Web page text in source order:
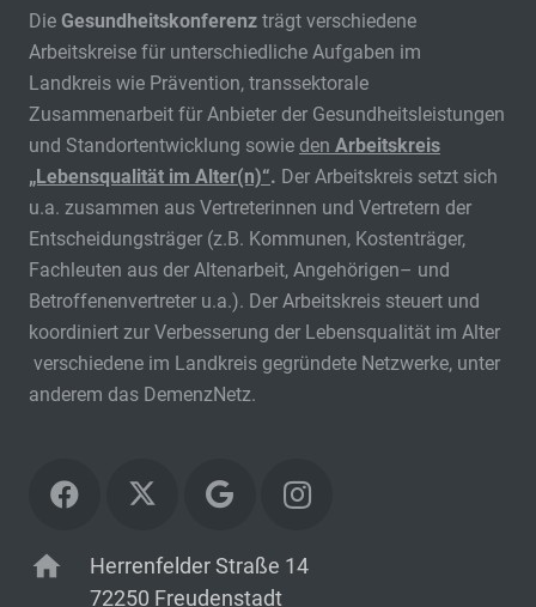
Die Gesundheitskonferenz trägt verschiedene
Arbeitskreise für unterschiedliche Aufgaben im
Landkreis wie Prävention, transsektorale
Zusammenarbeit für Anbieter der Gesundheitsleistungen
und Standortentwicklung sowie den Arbeitskreis
„Lebensqualität im Alter(n)“. Der Arbeitskreis setzt sich
u.a. zusammen aus Vertreterinnen und Vertretern der
Entscheidungsträger (z.B. Kommunen, Kostenträger,
Fachleuten aus der Altenarbeit, Angehörigen– und
Betroffenenvertreter u.a.). Der Arbeitskreis steuert und
koordiniert zur Verbesserung der Lebensqualität im Alter
verschiedene im Landkreis gegründete Netzwerke, unter
anderem das DemenzNetz.
home
Herrenfelder Straße 14
72250 Freudenstadt